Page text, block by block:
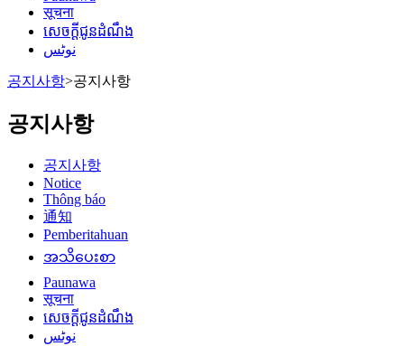
सूचना
សេចក្តីជូនដំណឹង
نوٹس
공지사항>공지사항
공지사항
공지사항
Notice
Thông báo
通知
Pemberitahuan
အသိပေးစာ
Paunawa
सूचना
សេចក្តីជូនដំណឹង
نوٹس